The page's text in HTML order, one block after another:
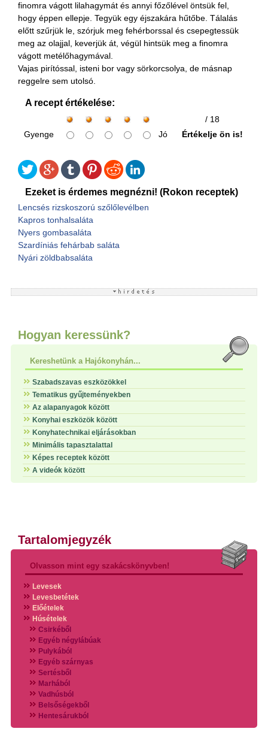
finomra vágott lilahagymát és annyi főzőlével öntsük fel,
hogy éppen ellepje. Tegyük egy éjszakára hűtőbe. Tálalás
előtt szűrjük le, szórjuk meg fehérborssal és csepegtessük
meg az olajjal, keverjük át, végül hintsük meg a finomra
vágott metélőhagymával.
Vajas pirítóssal, isteni bor vagy sörkorcsolya, de másnap
reggelre sem utolsó.
A recept értékelése:
/ 18
Gyenge
Jó Értékelje ön is!
Ezeket is érdemes megnézni! (Rokon receptek)
Lencsés rizskoszorú szőlőlevélben
Kapros tonhalsaláta
Nyers gombasaláta
Szardíniás fehárbab saláta
Nyári zöldbabsaláta
Hogyan keressünk?
Kereshetünk a Hajókonyhán...
Szabadszavas eszközökkel
Tematikus gyűjteményekben
Az alapanyagok között
Konyhai eszközök között
Konyhatechnikai eljárásokban
Minimális tapasztalattal
Képes receptek között
A videók között
Tartalomjegyzék
Olvasson mint egy szakácskönyvben!
Levesek
Levesbetétek
Előételek
Húsételek
Csirkéből
Egyéb négylábúak
Pulykából
Egyéb szárnyas
Sertésből
Marhából
Vadhúsból
Belsőségekből
Hentesárukból
Vadszárnyasokból